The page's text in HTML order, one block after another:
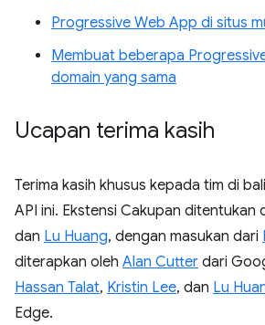
Progressive Web App di situs
Membuat beberapa
domain yang sama
Ucapan terima kasih
Terima kasih khusus kepada tim di
API ini. Ekstensi Cakupan ditentukan
dan Lu Huang, dengan masukan dari
diterapkan oleh Alan Cutter dari
Hassan Talat, Kristin Lee, dan Lu
Edge.